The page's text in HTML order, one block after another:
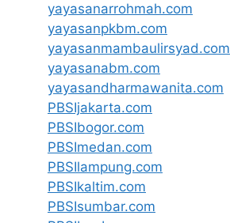
yayasanarrohmah.com
yayasanpkbm.com
yayasanmambaulirsyad.com
yayasanabm.com
yayasandharmawanita.com
PBSIjakarta.com
PBSIbogor.com
PBSImedan.com
PBSIlampung.com
PBSIkaltim.com
PBSIsumbar.com